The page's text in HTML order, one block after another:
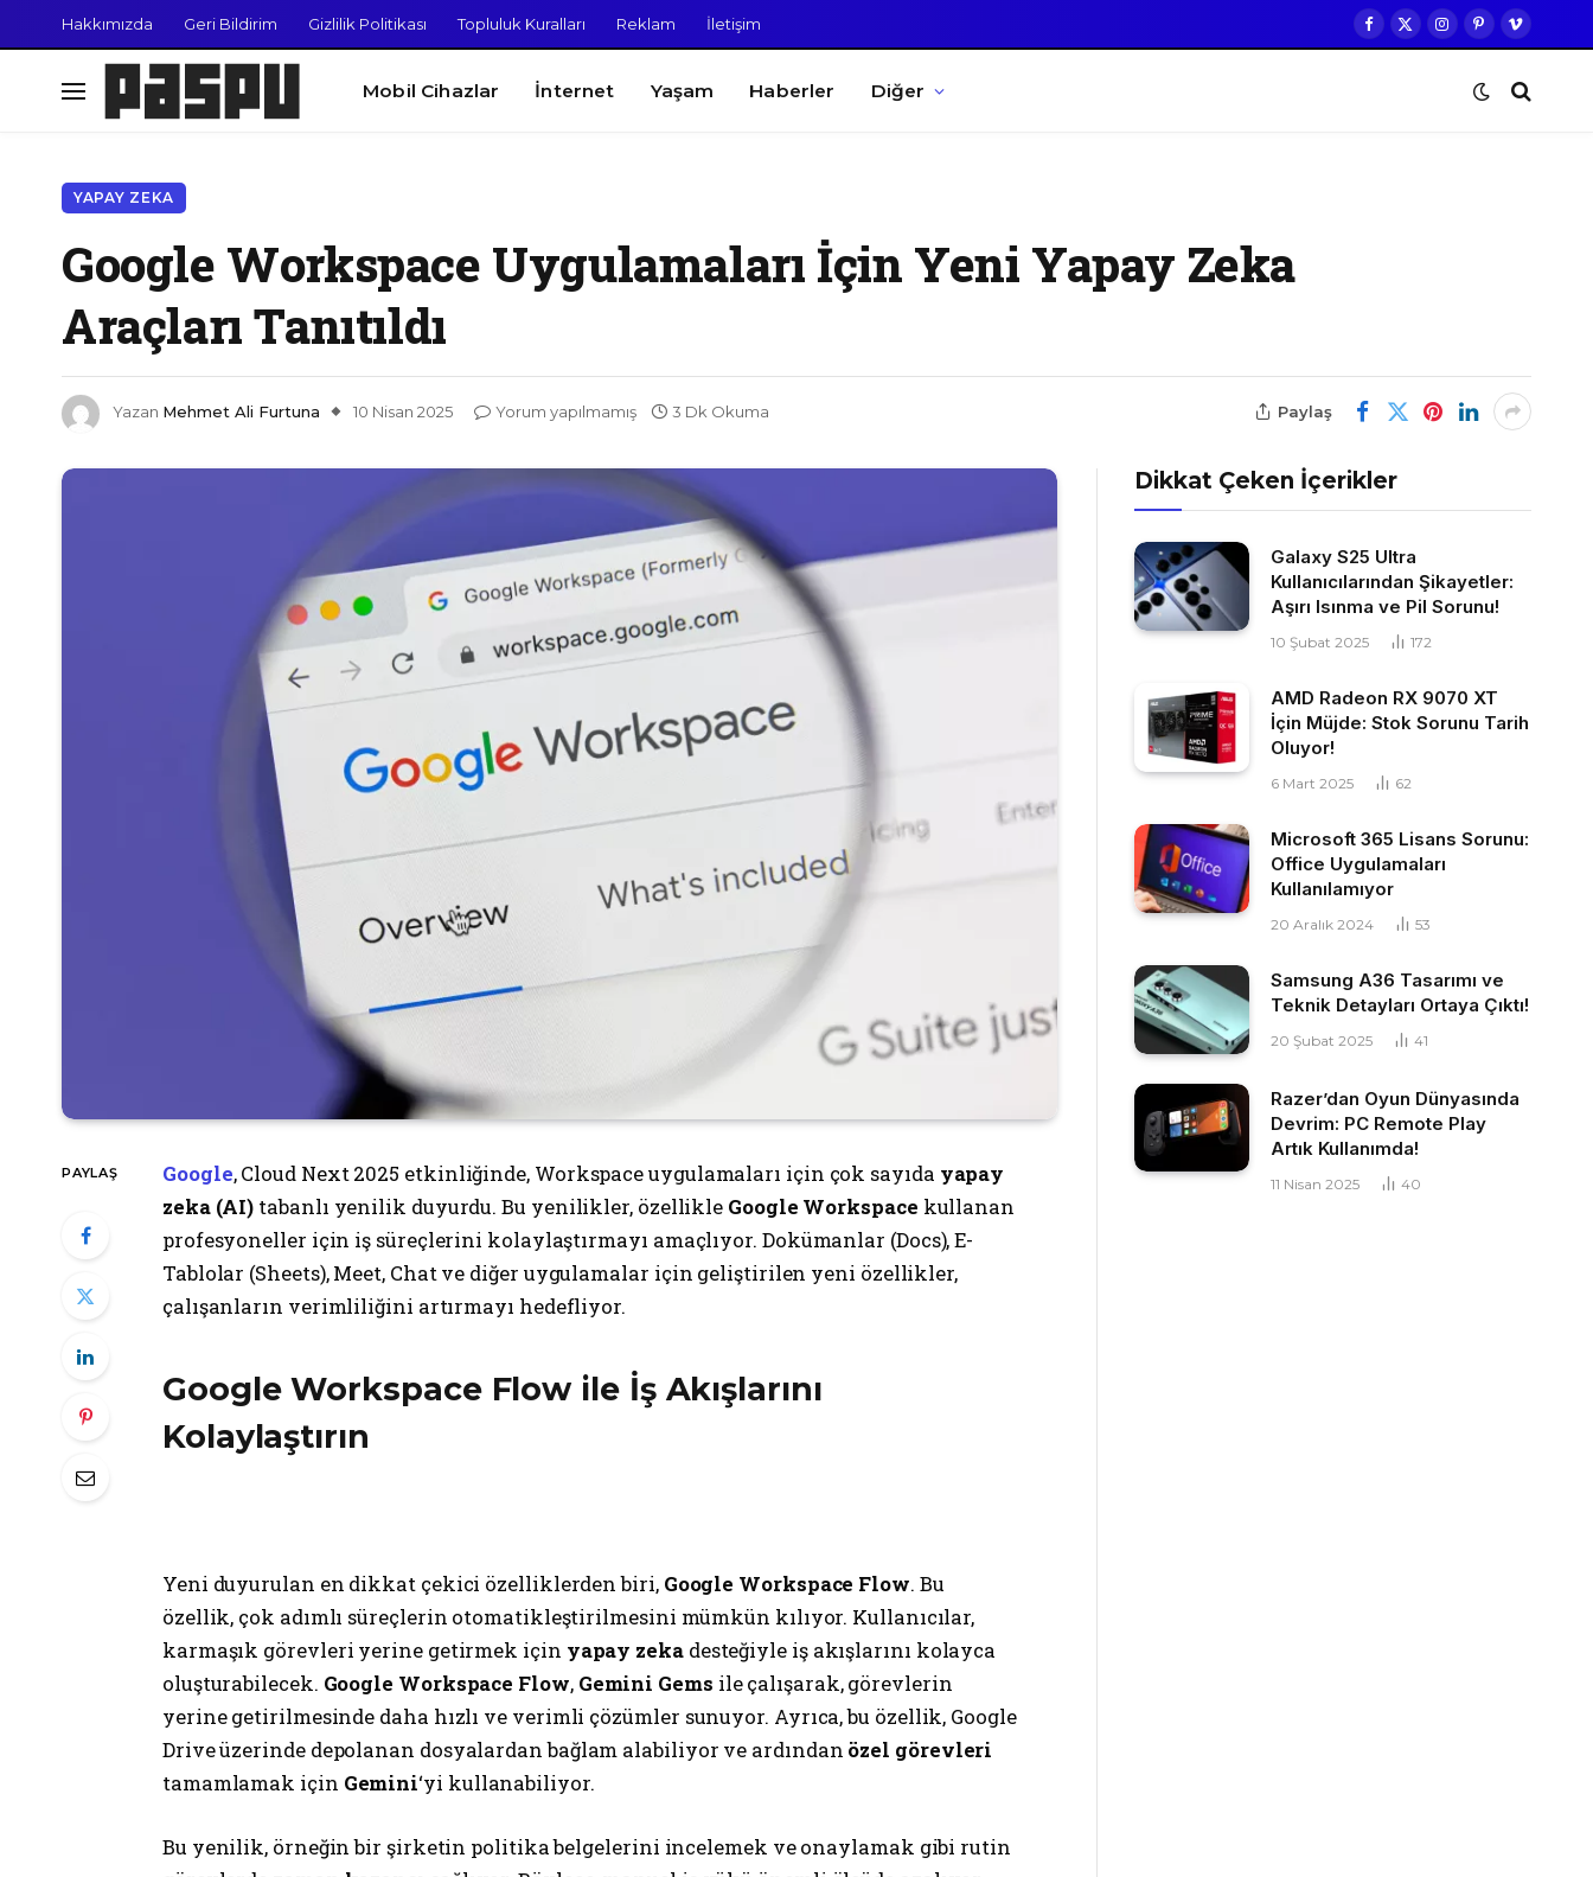
Hakkımızda Geri Bildirim Gizlilik Politikası Topluluk Kuralları Reklam İletişim Facebook
X
Instagram
Pinterest
Vimeo
Mobil Cihazlar İnternet Yaşam Haberler Diğer
YAPAY ZEKA
Google Workspace Uygulamaları İçin Yeni Yapay Zeka
Araçları Tanıtıldı
Yazan Mehmet Ali Furtuna 10 Nisan 2025 Yorum yapılmamış 3 Dk Okuma Paylaş
PAYLAŞ Google, Cloud Next 2025 etkinliğinde, Workspace uygulamaları için çok sayıda yapay
zeka (AI) tabanlı yenilik duyurdu. Bu yenilikler, özellikle Google Workspace kullanan
profesyoneller için iş süreçlerini kolaylaştırmayı amaçlıyor. Dokümanlar (Docs), E-
Tablolar (Sheets), Meet, Chat ve diğer uygulamalar için geliştirilen yeni özellikler,
çalışanların verimliliğini artırmayı hedefliyor.
Google Workspace Flow ile İş Akışlarını
Kolaylaştırın
Yeni duyurulan en dikkat çekici özelliklerden biri, Google Workspace Flow. Bu
özellik, çok adımlı süreçlerin otomatikleştirilmesini mümkün kılıyor. Kullanıcılar,
karmaşık görevleri yerine getirmek için yapay zekadesteğiyle iş akışlarını kolayca
oluşturabilecek. Google Workspace Flow, Gemini Gems ile çalışarak, görevlerin
yerine getirilmesinde daha hızlı ve verimli çözümler sunuyor. Ayrıca, bu özellik, Google
Drive üzerinde depolanan dosyalardan bağlam alabiliyor ve ardından özel görevleri
tamamlamak için Gemini‘yi kullanabiliyor.
Bu yenilik, örneğin bir şirketin politika belgelerini incelemek ve onaylamak gibi rutin
Dikkat Çeken İçerikler
Galaxy S25 Ultra
Kullanıcılarından Şikayetler:
Aşırı Isınma ve Pil Sorunu!
10 Şubat 2025 172
AMD Radeon RX 9070 XT
İçin Müjde: Stok Sorunu Tarih
Oluyor!
6 Mart 2025 62
Microsoft 365 Lisans Sorunu:
Office Uygulamaları
Kullanılamıyor
20 Aralık 2024 53
Samsung A36 Tasarımı ve
Teknik Detayları Ortaya Çıktı!
20 Şubat 2025 41
Razer’dan Oyun Dünyasında
Devrim: PC Remote Play
Artık Kullanımda!
11 Nisan 2025 40